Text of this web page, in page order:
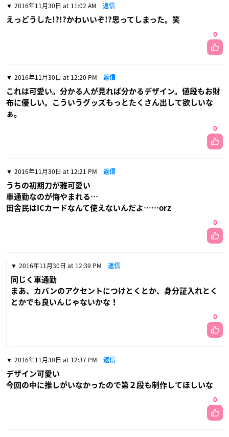
2016年11月30日 at 11:02 AM 返信
えっどうした!?!?かわいいぞ!?思ってしまった。笑
0
2016年11月30日 at 12:20 PM 返信
これは可愛い。分かる人が見れば分かるデザイン。値段もお財
布に優しい。こういうグッズもっとたくさん出して欲しいな
ぁ。
0
2016年11月30日 at 12:21 PM 返信
うちの初期刀が雅可愛い
車通勤なのが悔やまれる…
田舎民はICカードなんて使えないんだよ……orz
0
2016年11月30日 at 12:39 PM 返信
同じく車通勤
まあ、カバンのアクセントにつけとくとか、身分証入れとく
とかでも良いんじゃないかな！
0
2016年11月30日 at 12:37 PM 返信
デザイン可愛い
今回の中に推しがいなかったので第２段も制作してほしいな
0